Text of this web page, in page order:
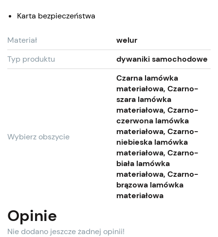
Karta bezpieczeństwa
Materiał
welur
Typ produktu
dywaniki samochodowe
Wybierz obszycie
Czarna lamówka
materiałowa, Czarno-
szara lamówka
materiałowa, Czarno-
czerwona lamówka
materiałowa, Czarno-
niebieska lamówka
materiałowa, Czarno-
biała lamówka
materiałowa, Czarno-
brązowa lamówka
materiałowa
Opinie
Nie dodano jeszcze żadnej opinii!